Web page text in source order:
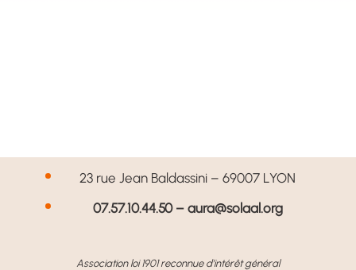
23 rue Jean Baldassini – 69007 LYON
07.57.10.44.50 –aura@solaal.org
Association loi 1901 reconnue d’intérêt général